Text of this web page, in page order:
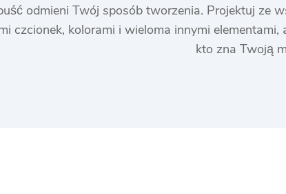
odmieni Twój sposób tworzenia. Projektuj ze
czcionek, kolorami i wieloma innymi
kto zna Twoją